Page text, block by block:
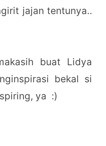
jajan tentunya..
buat Lidya
bekal si
ya :)